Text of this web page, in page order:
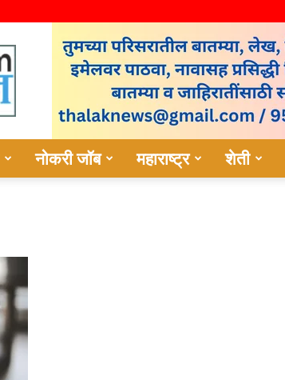
नोकरी जॉब महाराष्ट्र शेती